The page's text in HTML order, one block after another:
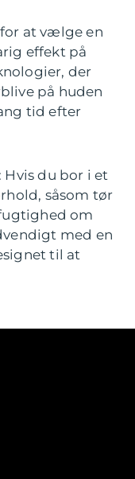
at vælge en
effekt på
der
på huden
tid efter
du bor i et
såsom tør
om
med en
til at